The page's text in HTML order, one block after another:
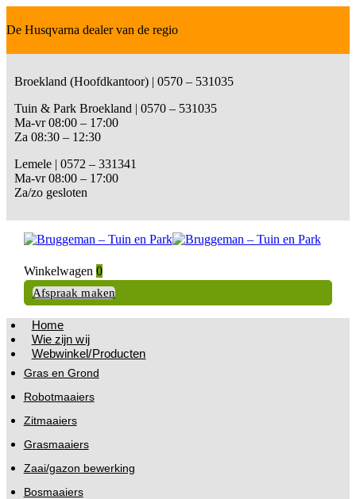
De Husqvarna dealer van de regio
Broekland (Hoofdkantoor) | 0570 – 531035
Tuin & Park Broekland | 0570 – 531035
Ma-vr 08:00 – 17:00
Za 08:30 – 12:30
Lemele | 0572 – 331341
Ma-vr 08:00 – 17:00
Za/zo gesloten
Winkelwagen 0
Afspraak maken
Home
Wie zijn wij
Webwinkel/Producten
Gras en Grond
Robotmaaiers
Zitmaaiers
Grasmaaiers
Zaai/gazon bewerking
Bosmaaiers